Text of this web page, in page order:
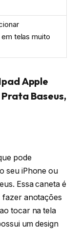
telas muito
Apple
Baseus,
pode
seu iPhone ou
Essa caneta é
fazer anotações
tocar na tela
um design